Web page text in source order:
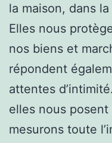
la maison, dans
Elles nous
nos biens et
répondent
attentes
elles nous
mesurons toute